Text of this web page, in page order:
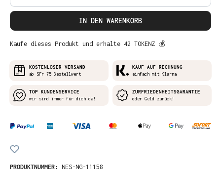
IN DEN WARENKORB
Kaufe dieses Produkt und erhalte 42 TOKENZ 💰
KOSTENLOSER VERSAND
ab SFr 75 Bestellwert
KAUF AUF RECHNUNG
einfach mit Klarna
TOP KUNDENSERVICE
wir sind immer für dich da!
ZURFRIEDENHEITSGARANTIE
oder Geld zurück!
PRODUKTNUMMER: NES-NG-11158